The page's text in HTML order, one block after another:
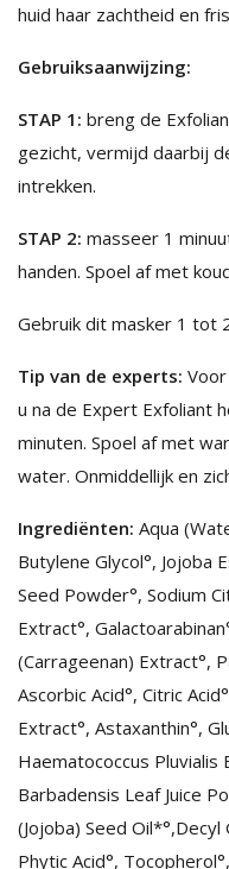
huid haar zachtheid en
Gebruiksaanwijzing:
STAP 1: breng de
gezicht, vermijd daarbij
intrekken.
STAP 2: masseer 1
handen. Spoel af met
Gebruik dit masker 1 tot
Tip van de experts:
u na de Expert Exfoliant
minuten. Spoel af met
water. Onmiddellijk en
Ingrediënten: Aqua
Butylene Glycol°, Jojoba
Seed Powder°, Sodium
Extract°,
(Carrageenan) Extract°,
Ascorbic Acid°, Citric
Extract°, Astaxanthin°,
Haematococcus Pluvialis
Barbadensis Leaf Juice
(Jojoba) Seed Oil*°,Decyl
Phytic Acid°,